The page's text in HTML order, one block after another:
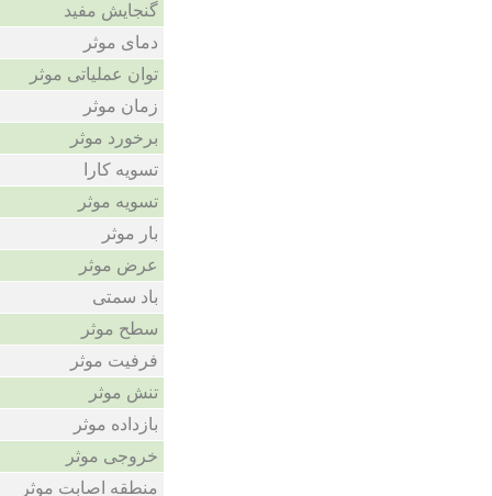
گنجایش مفید
دمای موثر
توان عملیاتی موثر
زمان موثر
برخورد موثر
تسویه کارا
تسویه موثر
بار موثر
عرض موثر
باد سمتی
سطح موثر
فرفیت موثر
تنش موثر
بازداده موثر
خروجی موثر
منطقه اصابت موثر